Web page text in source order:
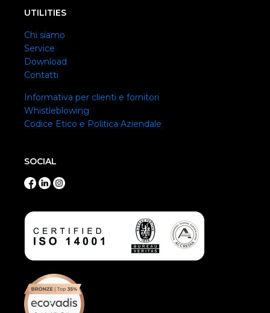
UTILITIES
Chi siamo
Service
Download
Contatti
Informativa per clienti e fornitori
Whistleblowing
Codice Etico e Politica Aziendale
SOCIAL